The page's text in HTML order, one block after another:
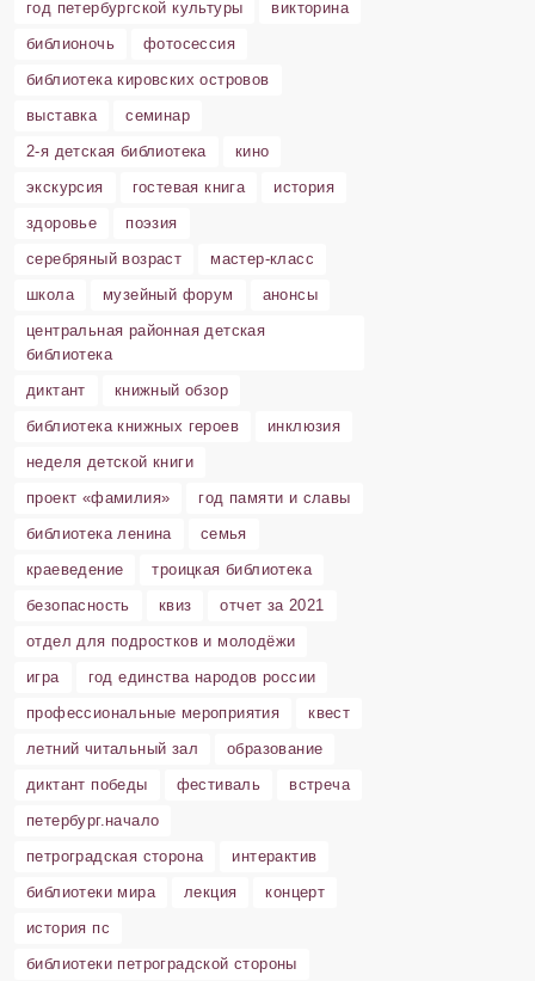
год петербургской культуры
викторина
библионочь
фотосессия
библиотека кировских островов
выставка
семинар
2-я детская библиотека
кино
экскурсия
гостевая книга
история
здоровье
поэзия
серебряный возраст
мастер-класс
школа
музейный форум
анонсы
центральная районная детская
библиотека
диктант
книжный обзор
библиотека книжных героев
инклюзия
неделя детской книги
проект «фамилия»
год памяти и славы
библиотека ленина
семья
краеведение
троицкая библиотека
безопасность
квиз
отчет за 2021
отдел для подростков и молодёжи
игра
год единства народов россии
профессиональные мероприятия
квест
летний читальный зал
образование
диктант победы
фестиваль
встреча
петербург.начало
петроградская сторона
интерактив
библиотеки мира
лекция
концерт
история пс
библиотеки петроградской стороны